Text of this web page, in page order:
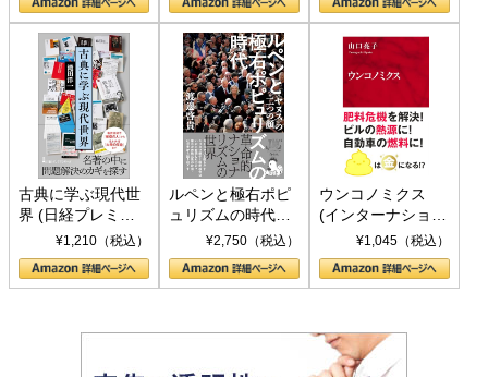
書)
古典に学ぶ現代世
界 (日経プレミア
シリーズ)¥1,210（税込）
ルペンと極右ポピ
ュリズムの時代：
〈ヤヌス〉の二つ
の顔
¥2,750（税込）
ウンコノミクス
(インターナショナ
ル新書)¥1,045（税込）